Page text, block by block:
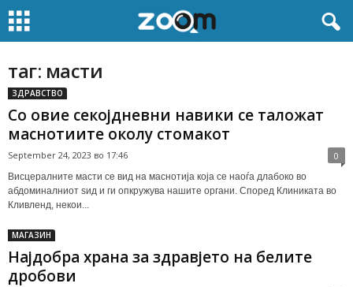
таг: масти
ЗДРАВСТВО
Со овие секојдневни навики се таложат
маснотиите околу стомакот
September 24, 2023 во 17:46 0
Висцералните масти се вид на маснотија која се наоѓа длабоко во
абдоминалниот ѕид и ги опкружува нашите органи. Според Клиниката во
Кливленд, некои...
МАГАЗИН
Најдобра храна за здравјето на белите
дробови